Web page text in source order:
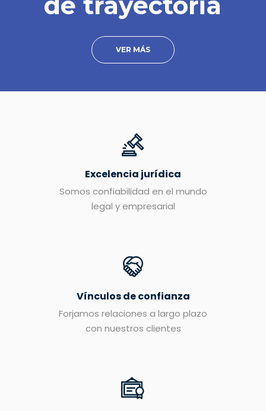
VER MÁS
Excelencia jurídica
Somos confiabilidad en el mundo
legal y empresarial
Vínculos de confianza
Forjamos relaciones a largo plazo
con nuestros clientes